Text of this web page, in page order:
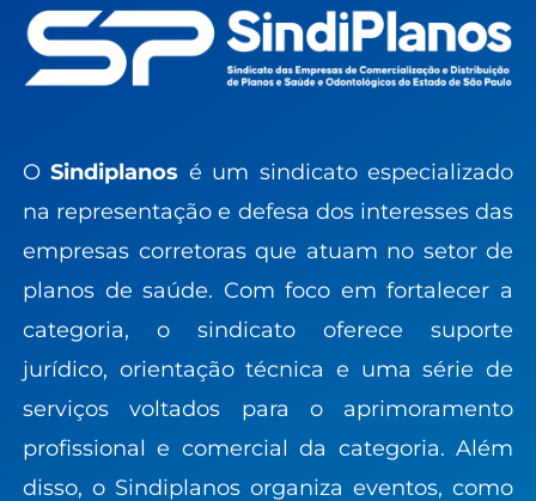
OSindiplanos é um sindicato especializado
na representação e defesa dos interesses das
empresas corretoras que atuam no setor de
planos de saúde. Com foco em fortalecer a
categoria, o sindicato oferece suporte
jurídico, orientação técnica e uma série de
serviços voltados para o aprimoramento
profissional e comercial da categoria. Além
disso, o Sindiplanos organiza eventos, como